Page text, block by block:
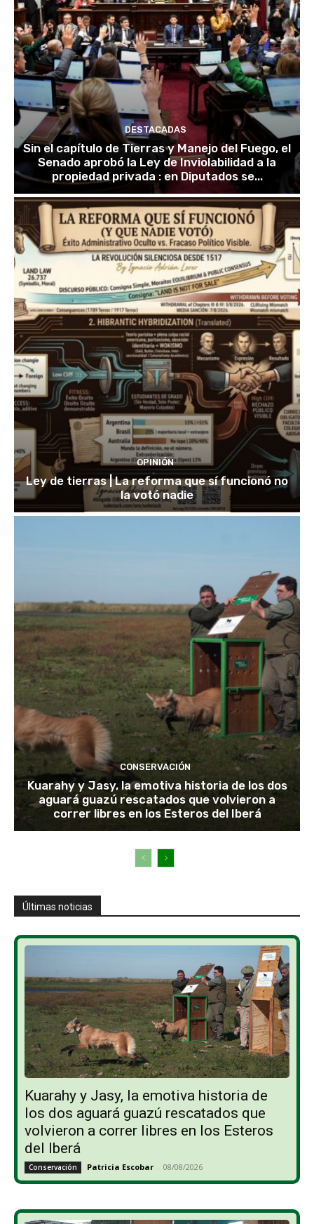
DESTACADAS
Sin el capítulo de Tierras y Manejo del Fuego, el
Senado aprobó la Ley de Inviolabilidad a la
propiedad privada : en Diputados se...
OPINIÓN
Ley de tierras | La reforma que sí funcionó no
la votó nadie
CONSERVACIÓN
Kuarahy y Jasy, la emotiva historia de los dos
aguará guazú rescatados que volvieron a
correr libres en los Esteros del Iberá
Últimas noticias
Kuarahy y Jasy, la emotiva historia de
los dos aguará guazú rescatados que
volvieron a correr libres en los Esteros
del Iberá
Conservación Patricia Escobar - 08/08/2026